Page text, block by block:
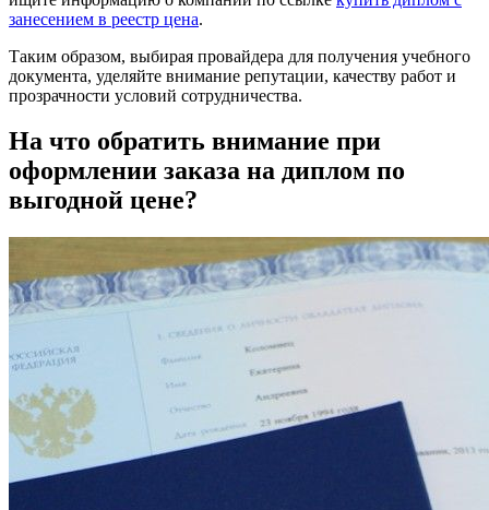
занесением в реестр цена.
Таким образом, выбирая провайдера для получения учебного
документа, уделяйте внимание репутации, качеству работ и
прозрачности условий сотрудничества.
На что обратить внимание при
оформлении заказа на диплом по
выгодной цене?